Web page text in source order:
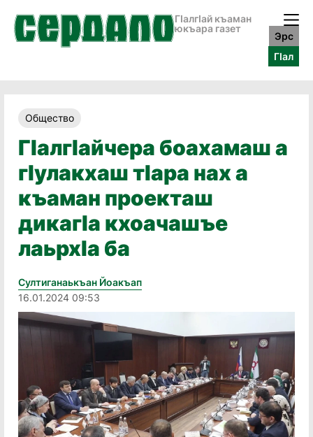
ГӀалгӀай къаман
юкъара газет
Эрс
ГӀал
Общество
ГӀалгӀайчера боахамаш а
гӀулакхаш тӀара нах а
къаман проекташ
дикагӀа кхоачашъе
лаьрхӀа ба
Султиганаькъан Йоакъап
16.01.2024 09:53